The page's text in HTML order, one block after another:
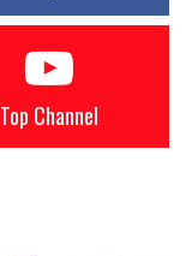
Top Channel